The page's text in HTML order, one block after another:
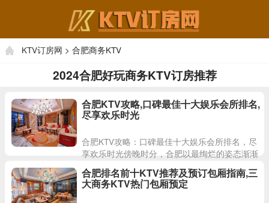
KTV订房网 > 合肥商务KTV
2024合肥好玩商务KTV订房推荐
合肥KTV攻略,口碑最佳十大娱乐会所排名,
尽享欢乐时光
合肥KTV攻略：口碑最佳十大娱乐会所排名，尽
享欢乐时光傍晚时分，合肥以最绚烂的姿态渐渐
沉入夜色之中，她仿佛是童话故事里的灰姑娘，
夜晚便换上华丽的衣裳，
合肥排名前十KTV推荐及预订包厢指南,三
大商务KTV热门包厢预定